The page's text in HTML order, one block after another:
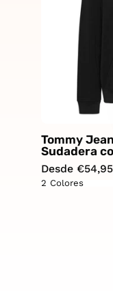
Tommy
Sudadera
Desde €54,95
2 Colores